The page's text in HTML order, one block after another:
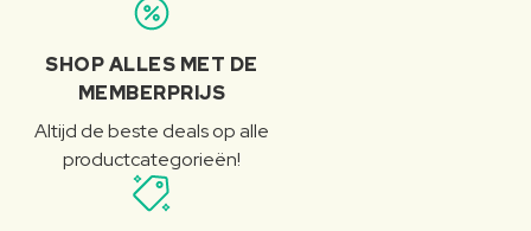
SHOP ALLES MET DE
MEMBERPRIJS
Altijd de beste deals op alle
productcategorieën!